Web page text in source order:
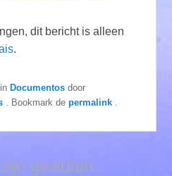
dit bericht is alleen
.
inDocumentos door
. Bookmark depermalink
gesloten.